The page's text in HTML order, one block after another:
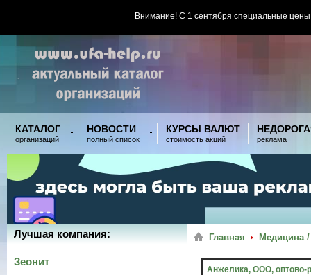
Внимание! С 1 сентября специальные
КАТАЛОГ
организаций
НОВОСТИ
полный список
КУРСЫ ВАЛЮТ
стоимость акций реклама
Главная Медицина
Анжелика, ООО, оптово-
Лучшая компания:
Зеонит